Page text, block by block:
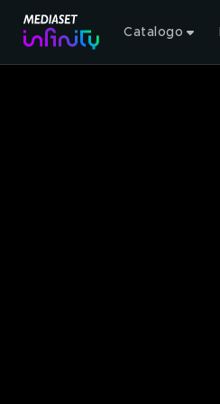
Catalogo